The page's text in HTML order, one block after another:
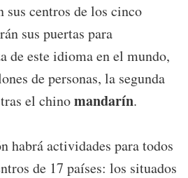
sus centros de los cinco
sus puertas para
de este idioma en el mundo,
de personas, la segunda
el chinomandarín.
habrá actividades para todos
de 17 países: los situados